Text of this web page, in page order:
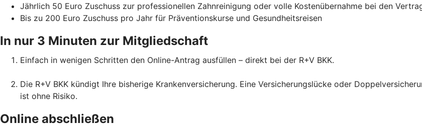
Jährlich 50 Euro Zuschuss zur professionellen Zahnreinigung oder volle Kostenübernahme bei den
Bis zu 200 Euro Zuschuss pro Jahr für Präventionskurse und Gesundheitsreisen
In nur 3 Minuten zur Mitgliedschaft
Einfach in wenigen Schritten den Online-Antrag ausfüllen – direkt bei der R+V BKK.
Die R+V BKK kündigt Ihre bisherige Krankenversicherung. Eine Versicherungslücke oder
ist ohne Risiko.
Online abschließen